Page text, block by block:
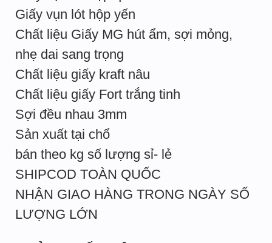
Giấy vụn lót hộp yến
Chất liệu Giấy MG hút ẩm, sợi mỏng,
nhẹ dai sang trọng
Chất liệu giấy kraft nâu
Chất liệu giấy Fort trắng tinh
Sợi đều nhau 3mm
Sản xuất tại chổ
bán theo kg số lượng sỉ- lẻ
SHIPCOD TOÀN QUỐC
NHẬN GIAO HÀNG TRONG NGÀY SỐ
LƯỢNG LỚN